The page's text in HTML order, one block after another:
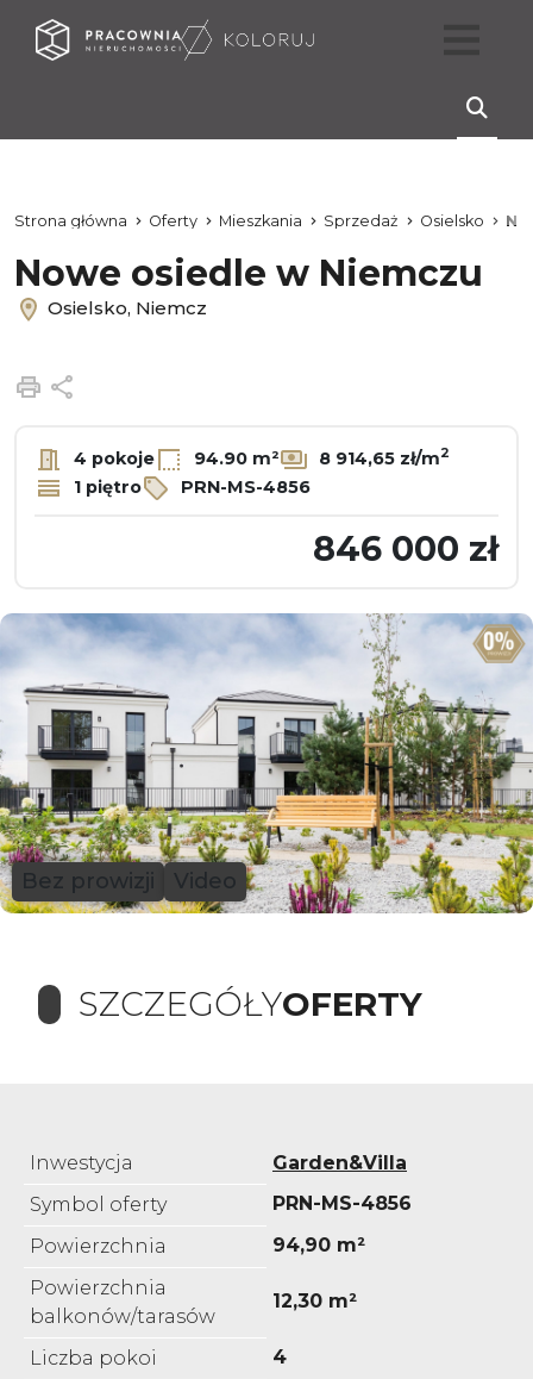
Strona główna Oferty Mieszkania Sprzedaż Osielsko
Nowe osiedle w Niemczu
Osielsko, Niemcz
Drukuj
4 pokoje 94.90 m² 8 914,65 zł/m2
1 piętro PRN-MS-4856
846 000 zł
Bez prowizji Video
SZCZEGÓŁYOFERTY
Inwestycja
Garden&Villa
Symbol oferty
PRN-MS-4856
Powierzchnia
94,90 m²
Powierzchnia
balkonów/tarasów
12,30 m²
Liczba pokoi
4